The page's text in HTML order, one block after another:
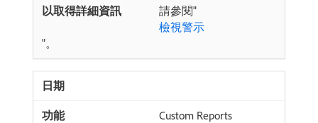
請參閱"
檢視警示
"。
Custom Reports